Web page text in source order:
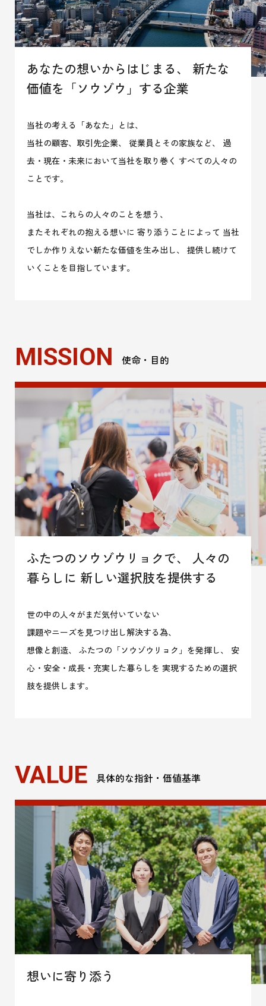
あなたの想いからはじまる、
新たな
価値を「ソウゾウ」する企業
当社の考える「あなた」とは、
当社の顧客、取引先企業、 従業員とその家族など、
過
去・現在・未来において当社を取り巻く すべての人々の
ことです。
当社は、これらの人々のことを想う、
またそれぞれの抱える想いに 寄り添うことによって 当社
でしか作りえない新たな価値を生み出し、
提供し続けて
いくことを目指しています。
MISSION 使命・目的
ふたつのソウゾウリョクで、
人々の
暮らしに 新しい選択肢を提供する
世の中の人々がまだ気付いていない
課題やニーズを見つけ出し解決する為、
想像と創造、 ふたつの「ソウゾウリョク」を発揮し、
安
心・安全・成長・充実した暮らしを 実現するための選択
肢を提供します。
VALUE 具体的な指針・価値基準
想いに寄り添う